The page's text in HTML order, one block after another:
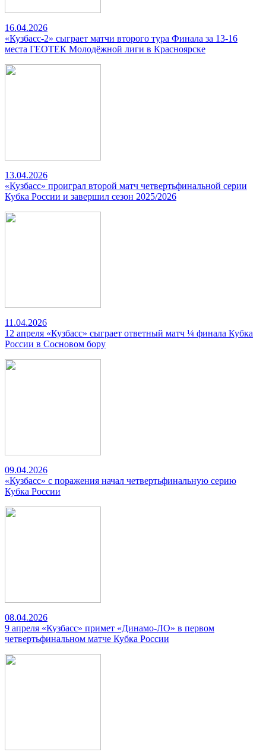
16.04.2026
«Кузбасс-2» сыграет матчи второго тура Финала за 13-16
места ГЕОТЕК Молодёжной лиги в Красноярске
13.04.2026
«Кузбасс» проиграл второй матч четвертьфинальной серии
Кубка России и завершил сезон 2025/2026
11.04.2026
12 апреля «Кузбасс» сыграет ответный матч ¼ финала Кубка
России в Сосновом бору
09.04.2026
«Кузбасс» с поражения начал четвертьфинальную серию
Кубка России
08.04.2026
9 апреля «Кузбасс» примет «Динамо-ЛО» в первом
четвертьфинальном матче Кубка России